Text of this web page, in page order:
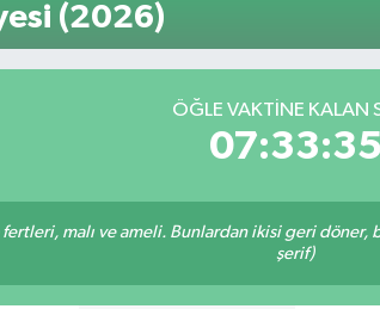
(2026)
ÖĞLE VAKTINE KALAN
07:33:35
malı ve ameli. Bunlardan ikisi geri
şerif)